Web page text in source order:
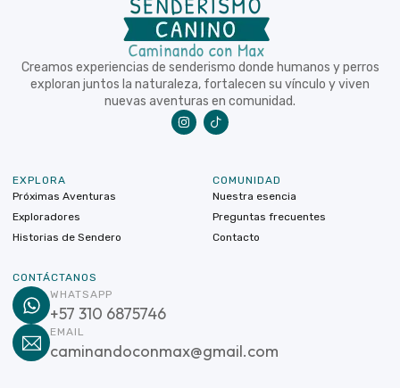
Creamos experiencias de senderismo donde humanos y perros
exploran juntos la naturaleza, fortalecen su vínculo y viven
nuevas aventuras en comunidad.
EXPLORA
Próximas Aventuras
Exploradores
Historias de Sendero
COMUNIDAD
Nuestra esencia
Preguntas frecuentes
Contacto
CONTÁCTANOS
WHATSAPP
+57 310 6875746
EMAIL
caminandoconmax@gmail.com